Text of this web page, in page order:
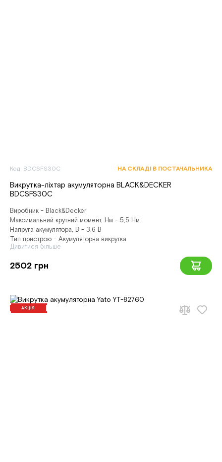
Код: BDCSFS30C НА СКЛАДІ В ПОСТАЧАЛЬНИКА
Викрутка-ліхтар акумуляторна BLACK&DECKER
BDCSFS30C
Виробник - Black&Decker
Максимальний крутний момент, Нм - 5,5 Нм
Напруга акумулятора, В - 3,6 В
Тип пристрою - Акумуляторна викрутка
Дивитися більше
2502 грн
АКЦІЯ